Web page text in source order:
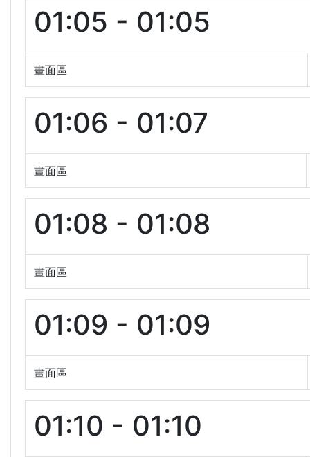
01:05 - 01:05
畫面區
01:06 - 01:07
畫面區
01:08 - 01:08
畫面區
01:09 - 01:09
畫面區
01:10 - 01:10